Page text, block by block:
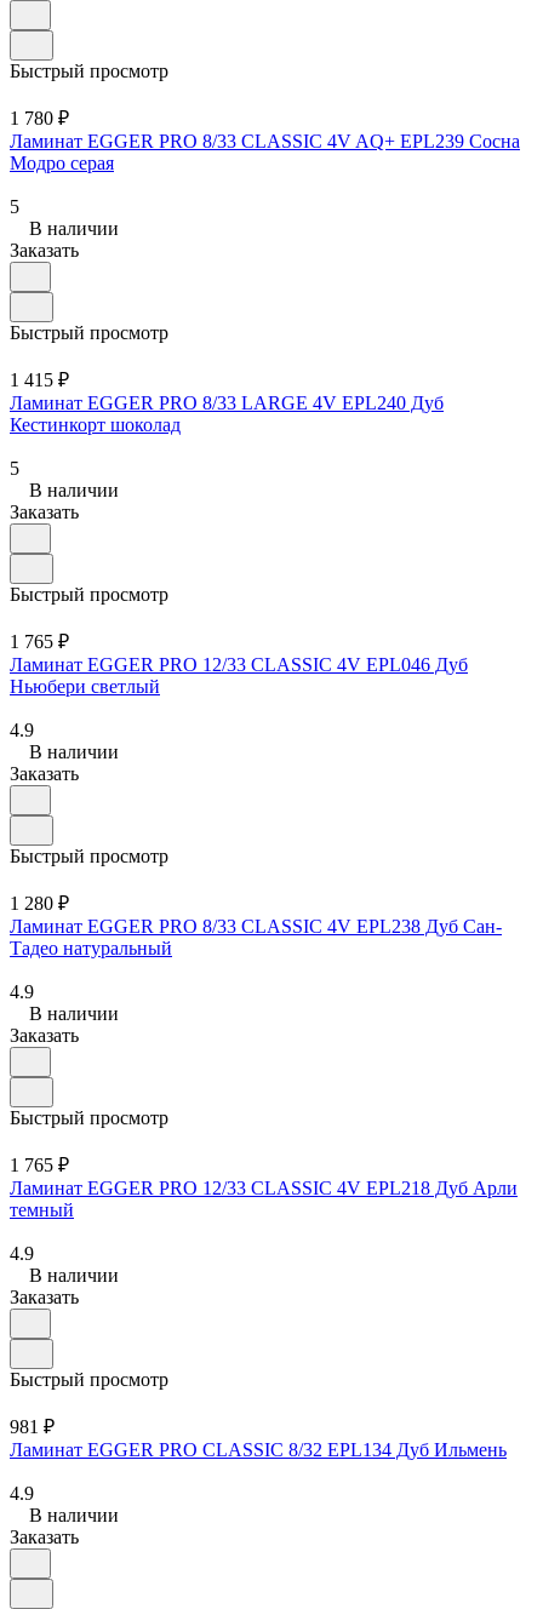
Быстрый просмотр
1 780 ₽
Ламинат EGGER PRO 8/33 CLASSIC 4V AQ+ EPL239 Сосна
Модро серая
5
В наличии
Заказать
Быстрый просмотр
1 415 ₽
Ламинат EGGER PRO 8/33 LARGE 4V EPL240 Дуб
Кестинкорт шоколад
5
В наличии
Заказать
Быстрый просмотр
1 765 ₽
Ламинат EGGER PRO 12/33 CLASSIC 4V EPL046 Дуб
Ньюбери светлый
4.9
В наличии
Заказать
Быстрый просмотр
1 280 ₽
Ламинат EGGER PRO 8/33 CLASSIC 4V EPL238 Дуб Сан-
Тадео натуральный
4.9
В наличии
Заказать
Быстрый просмотр
1 765 ₽
Ламинат EGGER PRO 12/33 CLASSIC 4V EPL218 Дуб Арли
темный
4.9
В наличии
Заказать
Быстрый просмотр
981 ₽
Ламинат EGGER PRO CLASSIC 8/32 EPL134 Дуб Ильмень
4.9
В наличии
Заказать